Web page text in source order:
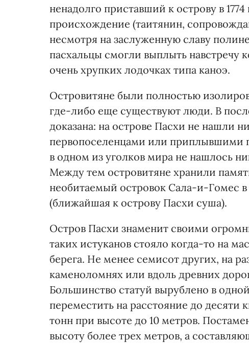
ненадолго приставший к острову в
происхождение (таитянин,
несмотря на заслуженную славу
пасхальцы смогли выплыть навстречу
очень хрупких лодочках типа каноэ.
Островитяне были полностью
где-либо еще существуют люди. В
доказана: на острове Пасхи не нашли
первопоселенцами или приплывшими
в одном из уголков мира не нашлось
Между тем островитяне хранили
необитаемый островок Сала-и-Гомес
(ближайшая к острову Пасхи суша).
Остров Пасхи знаменит своими
таких истуканов стояло когда-то на
берега. Не менее семисот других, на
каменоломнях или вдоль древних
Большинство статуй вырублено в
переместить на расстояние до десяти
тонн при высоте до 10 метров.
высоту более трех метров, а